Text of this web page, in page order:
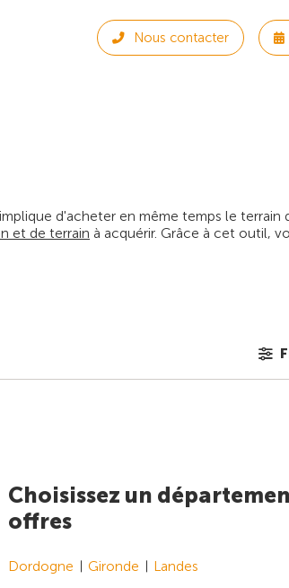
Nous contacter
d'acheter en même temps le
et de terrain à acquérir. Grâce à cet outil,
Choisissez un
offres
Dordogne Gironde Landes